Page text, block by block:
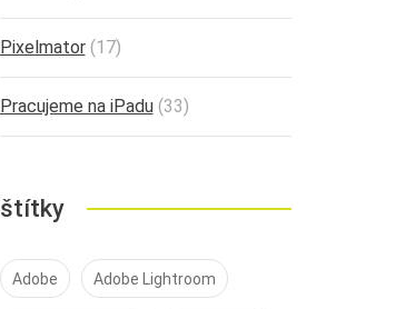
Pixelmator(17)
Pracujeme na iPadu(33)
štítky
Adobe Adobe Lightroom